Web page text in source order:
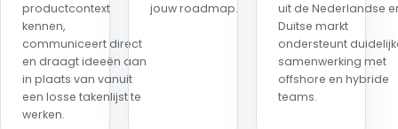
productcontext
kennen,
communiceert direct
en draagt ideeën aan
in plaats van vanuit
een losse takenlijst te
werken.
jouw roadmap.
uit de Nederlandse
Duitse markt
ondersteunt
samenwerking met
offshore en hybride
teams.